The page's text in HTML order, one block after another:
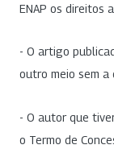
ENAP os direitos
- O artigo
outro meio sem a
- O autor que
o Termo de